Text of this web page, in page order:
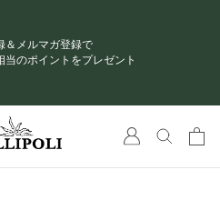
＆メルマガ登録で
のポイントをプレゼント
友だち」追加はこちらから
クーポンプレゼント中